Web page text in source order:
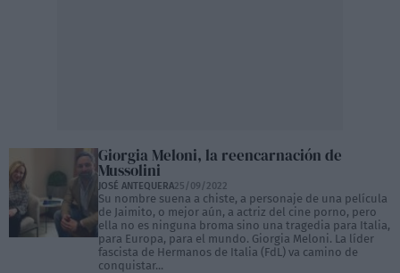
Giorgia Meloni, la reencarnación de
Mussolini
JOSÉ ANTEQUERA25/09/2022
Su nombre suena a chiste, a personaje de una película
de Jaimito, o mejor aún, a actriz del cine porno, pero
ella no es ninguna broma sino una tragedia para Italia,
para Europa, para el mundo. Giorgia Meloni. La líder
fascista de Hermanos de Italia (FdL) va camino de
conquistar...